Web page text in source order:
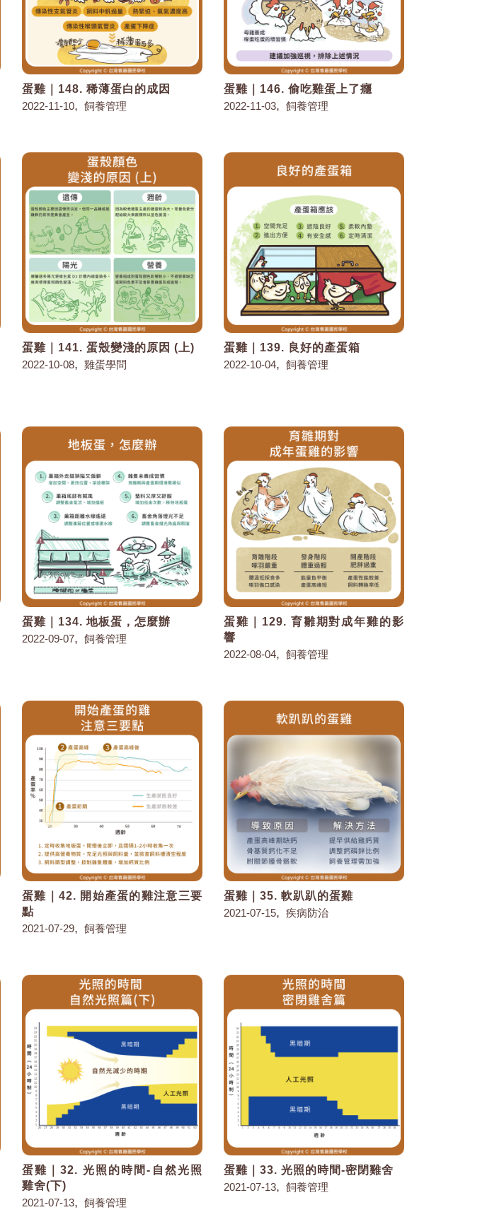
蛋雞｜148. 稀薄蛋白的成因
2022-11-10, 飼養管理
蛋雞｜146. 偷吃雞蛋上了癮
2022-11-03, 飼養管理
蛋雞｜141. 蛋殼變淺的原因 (上)
2022-10-08, 雞蛋學問
蛋雞｜139. 良好的產蛋箱
2022-10-04, 飼養管理
蛋雞｜134. 地板蛋，怎麼辦
2022-09-07, 飼養管理
蛋雞｜129. 育雛期對成年雞的影
響
2022-08-04, 飼養管理
蛋雞｜42. 開始產蛋的雞注意三要
點
2021-07-29, 飼養管理
蛋雞｜35. 軟趴趴的蛋雞
2021-07-15, 疾病防治
蛋雞｜32. 光照的時間-自然光照
雞舍(下)
2021-07-13, 飼養管理
蛋雞｜33. 光照的時間-密閉雞舍
2021-07-13, 飼養管理